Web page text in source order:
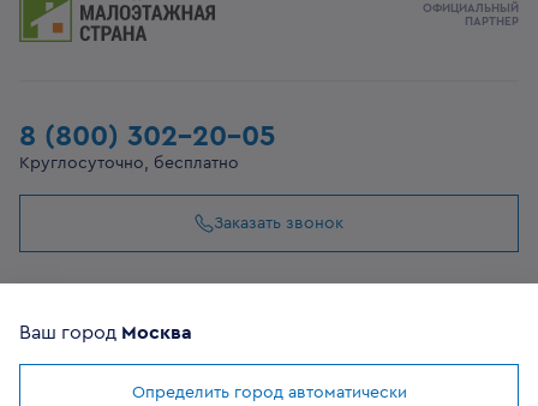
8 (800) 302-20-05
Круглосуточно, бесплатно
Заказать звонок
ОФИЦИАЛЬНЫЙ
ПАРТНЕР
Ваш город Москва
Определить город автоматически